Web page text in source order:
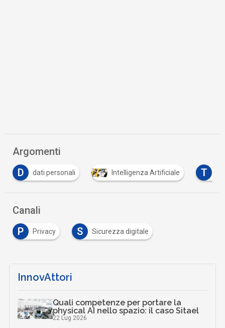
Argomenti
D
dati personali Intelligenza Artificiale T
Canali
P
Privacy S Sicurezza digitale
InnovAttori
Quali competenze per portare la
physical AI nello spazio: il caso Sitael
22 Lug 2026